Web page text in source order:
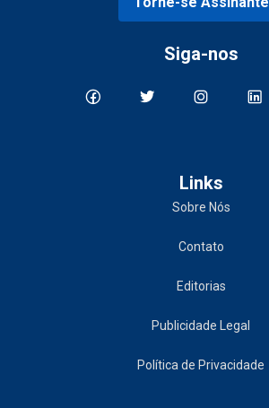
Siga-nos
Links
Sobre Nós
Contato
Editorias
Publicidade Legal
Política de Privacidade